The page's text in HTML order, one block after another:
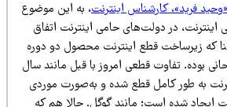
کارشناس اینترنت، به این موضوع
در دولت‌های حامی اینترنت اتفاق
زیرساخت قطع اینترنت محصول دو دوره
تفاوت قطعی امروز با قبل مانند سال
به طور کامل قطع شده و به‌صورت موردی